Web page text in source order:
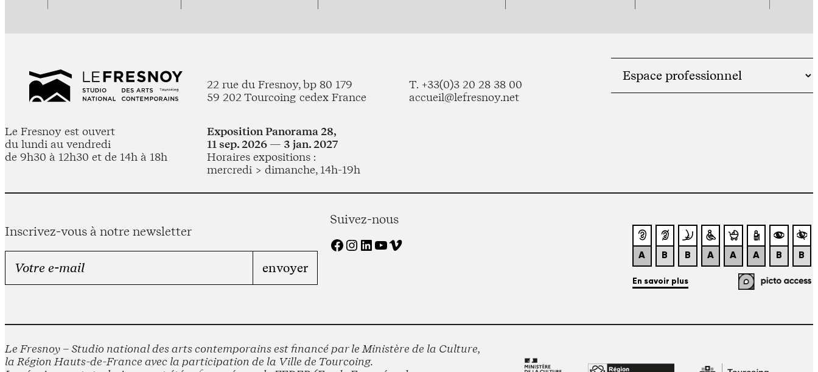
22 rue du Fresnoy, bp 80 179
59 202 Tourcoing cedex France
T. +33(0)3 20 28 38 00
accueil@lefresnoy.net
Le Fresnoy est ouvert
du lundi au vendredi
de 9h30 à 12h30 et de 14h à 18h
Exposition Panorama 28,
11 sep. 2026 — 3 jan. 2027
Horaires expositions :
mercredi > dimanche, 14h-19h
Inscrivez-vous à notre newsletter
Suivez-nous
Facebook Instagram LinkedIn YouTube Vimeo
Le Fresnoy – Studio national des arts contemporains est financé par le Ministère de la Culture,
la Région Hauts-de-France avec la participation de la Ville de Tourcoing.